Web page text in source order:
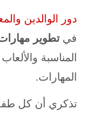
دور الوالدين
فيتطوير
المناسبة
المهارات.
تذكري أن كل طفل